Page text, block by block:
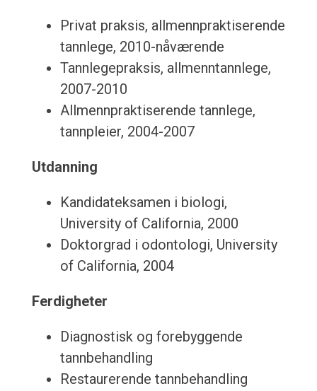
Privat praksis, allmennpraktiserende
tannlege, 2010-nåværende
Tannlegepraksis, allmenntannlege,
2007-2010
Allmennpraktiserende tannlege,
tannpleier, 2004-2007
Utdanning
Kandidateksamen i biologi,
University of California, 2000
Doktorgrad i odontologi, University
of California, 2004
Ferdigheter
Diagnostisk og forebyggende
tannbehandling
Restaurerende tannbehandling